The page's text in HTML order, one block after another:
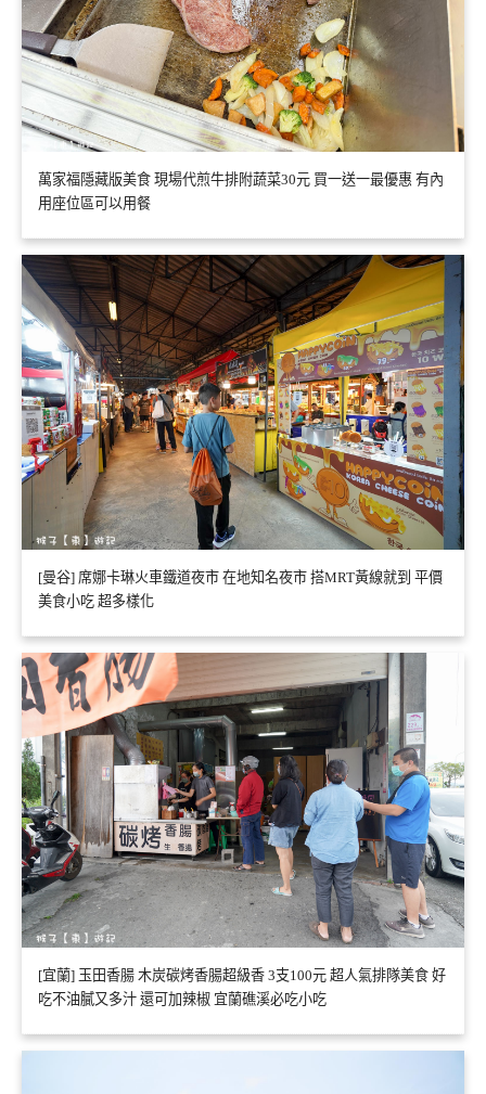
萬家福隱藏版美食 現場代煎牛排附蔬菜30元 買一送一最優惠 有內
用座位區可以用餐
[曼谷] 席娜卡琳火車鐵道夜市 在地知名夜市 搭MRT黃線就到 平價
美食小吃 超多樣化
[宜蘭] 玉田香腸 木炭碳烤香腸超級香 3支100元 超人氣排隊美食 好
吃不油膩又多汁 還可加辣椒 宜蘭礁溪必吃小吃